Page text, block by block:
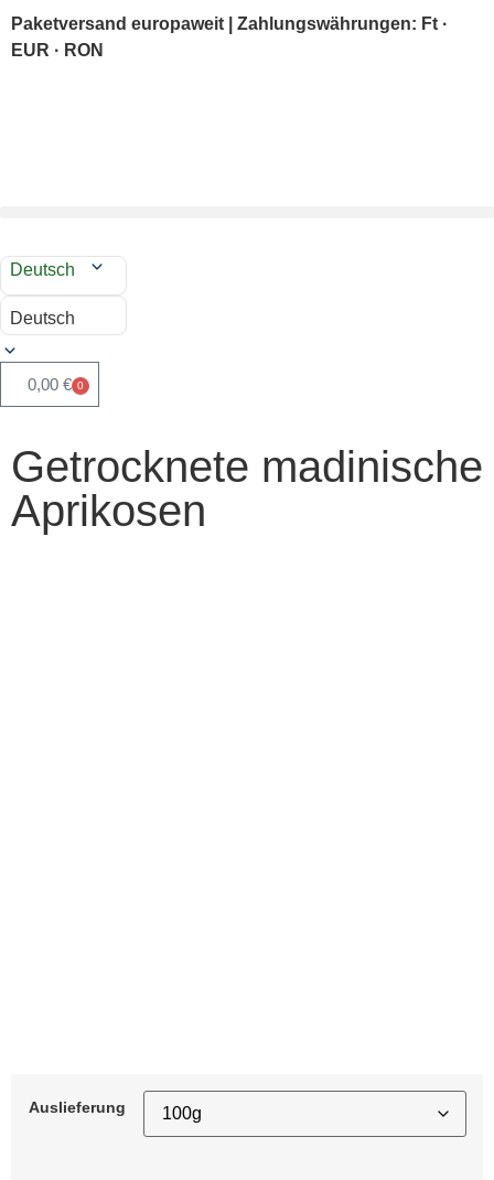
Paketversand europaweit | Zahlungswährungen: Ft ·
EUR · RON
Deutsch
Deutsch
0,00 € 0
Getrocknete madinische
Aprikosen
Auslieferung